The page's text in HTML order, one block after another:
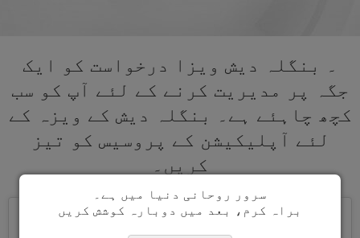
۔ بنگلہ دیش ویزا درخواست کو ایک
جگہ پر مدیریت کرنے کے لئے آپ کو سب
کچھ چاہئے ہے۔ بنگلہ دیش کے ویزہ کے
لئے آپلیکیشن کے پروسیس کو تیز
کریں۔
سرور روحانی دنیا میں ہے۔
براہ کرم، بعد میں دوبارہ کوشش کریں